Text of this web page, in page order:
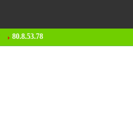
80.8.53.78